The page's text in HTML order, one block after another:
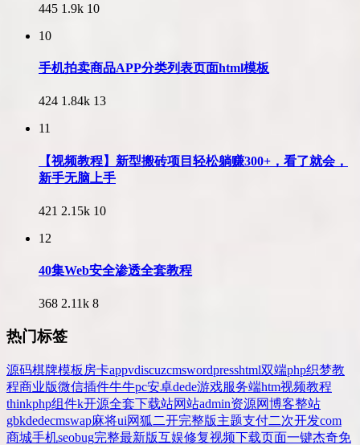
445 1.9k 10
10
手机拍卖商品APP分类列表页面html模板
424 1.84k 13
11
【视频教程】新型搬砖项目轻松躺赚300+，看了就会，
新手无脑上手
421 2.15k 10
12
40集Web安全渗透全套教程
368 2.11k 8
热门标签
源码棋牌模板 房卡appvdiscuzcmswordpresshtml双端php织梦教
程商业版微信插件牛牛pc安卓dede游戏服务端htm视频教程
thinkphp组件k开源全套下载站网站admin资源网博客整站
gbkdedecmswap麻将ui网狐 二开完整版主题支付二次开发com
商城手机seobug完整最新版互娱修复视频下载页面一键杰奇免